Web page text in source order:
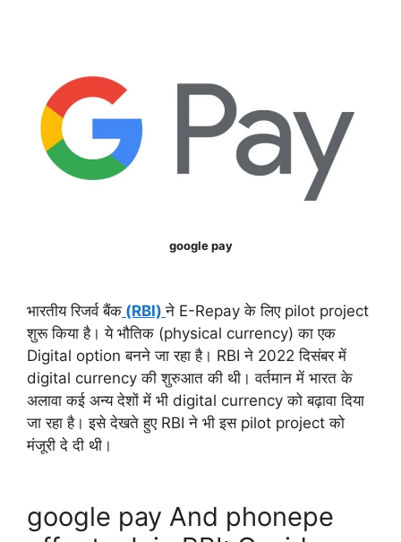
google pay
भारतीय रिजर्व बैंक (RBI)ने E-Repay के लिए pilot project
शुरू किया है। ये भौतिक (physical currency) का एक
Digital option बनने जा रहा है। RBI ने 2022 दिसंबर में
digital currency की शुरुआत की थी। वर्तमान में भारत के
अलावा कई अन्य देशों में भी digital currency को बढ़ावा दिया
जा रहा है। इसे देखते हुए RBI ने भी इस pilot project को
मंजूरी दे दी थी।
google pay And phonepe